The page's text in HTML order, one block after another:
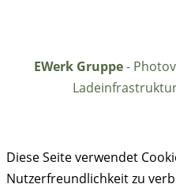
EWerk Gruppe-
Diese Seite verwendet
Nutzerfreundlichkeit zu